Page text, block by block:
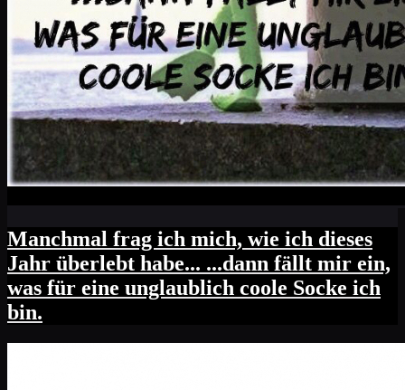
Manchmal frag ich mich, wie ich dieses
Jahr überlebt habe... ...dann fällt mir ein,
was für eine unglaublich coole Socke ich
bin.